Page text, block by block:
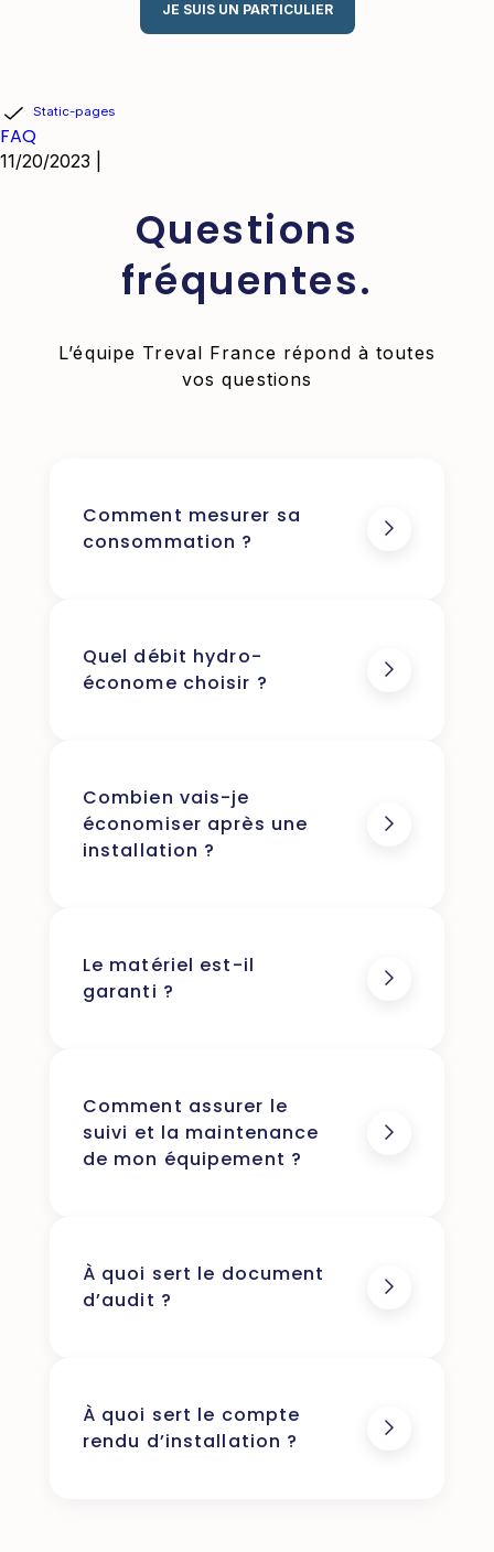
JE SUIS UN PARTICULIER
Static-pages
FAQ
11/20/2023 |
Questions
fréquentes.
L’équipe Treval France répond à toutes
vos questions
Comment mesurer sa
consommation ?
Quel débit hydro-
économe choisir ?
Combien vais-je
économiser après une
installation ?
Le matériel est-il
garanti ?
Comment assurer le
suivi et la maintenance
de mon équipement ?
À quoi sert le document
d’audit ?
À quoi sert le compte
rendu d’installation ?